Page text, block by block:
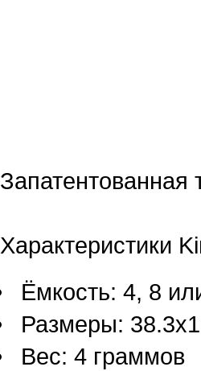
Запатентованная
Характеристики
Ёмкость: 4, 8
Размеры:
Вес: 4 граммов